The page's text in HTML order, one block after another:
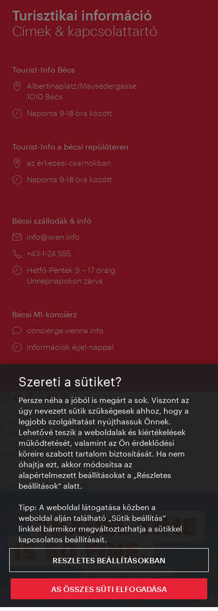
Turisztikai információ
Címek & kapcsolattartó
Tourist-Info Bécs
Helyszín:
Albertinaplatz/Maysedergasse
1010 Bécs
Nyitva
Naponta 9-18 óra között
Tourist-Info a bécsi repülőtéren
Helyszín:
az érkezési csarnokban
Nyitva
Naponta 9-18 óra között
Bécsi szállodák & infó
E-
info@wien.info
Telefon:
+43-1-24 555
Nyitva
tartás:
Hétfő-Péntek 9 – 17 óráig
Ünnepnapokon zárva
Bécsi MI-konciérz
concierge.vienna.info
Információk éjjel-nappal
Kapcsolat
Credits
Adatvédelmi nyilatkozat
Terms of Use
Megközelíthetőség
Sajtókapcsolat
Sütik beállítása
© Copyright WienTourismus
Szereti a sütiket?
Persze néha a jóból is megárt a sok. Viszont az
úgy nevezett sütik szükségesek ahhoz, hogy a
legjobb szolgáltatást nyújthassuk Önnek.
Lehetővé teszik a weboldalak és kiértékelések
működtetését, valamint az Ön érdeklődési
köreire szabott tartalom biztosítását. Ha nem
óhajtja ezt, akkor módosítsa az
alapértelmezett beállításokat a „Részletes
beállítások“ alatt.
Tipp: A weboldal látogatása közben a
weboldal alján található „Sütik beállítás”
linkkel bármikor megváltoztathatja a sütikkel
kapcsolatos beállításait.
RESZLETES BEÁLLÍTÁSOKBAN
AS ÖSSZES SÜTI ELFOGADÁSA